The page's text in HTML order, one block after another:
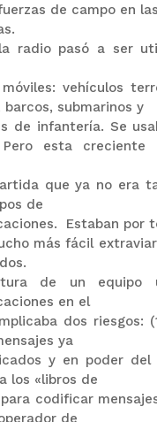
de campo en las
radio pasó a ser
vehículos
barcos, submarinos y
de infantería. Se
Pero esta creciente
que ya no era
de
Estaban por
más fácil
de un equipo
en el
dos riesgos:
ya
y en poder del
los «libros de
para codificar
de